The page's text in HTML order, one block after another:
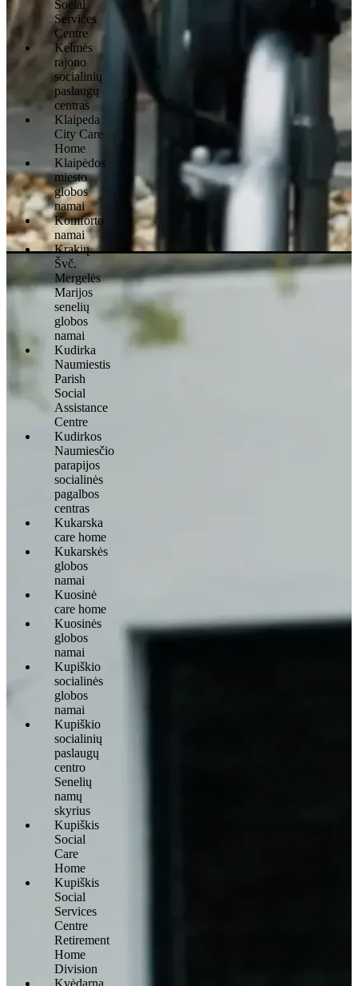
Social
Services
Centre
Kelmės
rajono
socialinių
paslaugų
centras
Klaipeda
City Care
Home
Klaipėdos
miesto
globos
namai
Komforto
namai
Krakių
Švč.
Mergelės
Marijos
senelių
globos
namai
Kudirka
Naumiestis
Parish
Social
Assistance
Centre
Kudirkos
Naumiesčio
parapijos
socialinės
pagalbos
centras
Kukarska
care home
Kukarskės
globos
namai
Kuosinė
care home
Kuosinės
globos
namai
Kupiškio
socialinės
globos
namai
Kupiškio
socialinių
paslaugų
centro
Senelių
namų
skyrius
Kupiškis
Social
Care
Home
Kupiškis
Social
Services
Centre
Retirement
Home
Division
Kvėdarna